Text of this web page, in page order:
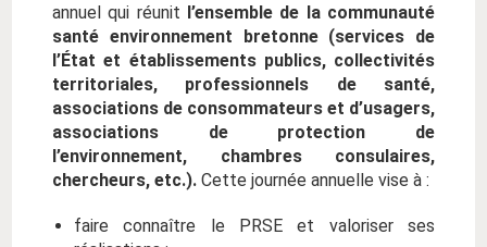
annuel qui réunit l’ensemble de la communauté
santé environnement bretonne (services de
l’État et établissements publics, collectivités
territoriales, professionnels de santé,
associations de consommateurs et d’usagers,
associations de protection de
l’environnement, chambres consulaires,
chercheurs, etc.). Cette journée annuelle vise à :
faire connaître le PRSE et valoriser ses